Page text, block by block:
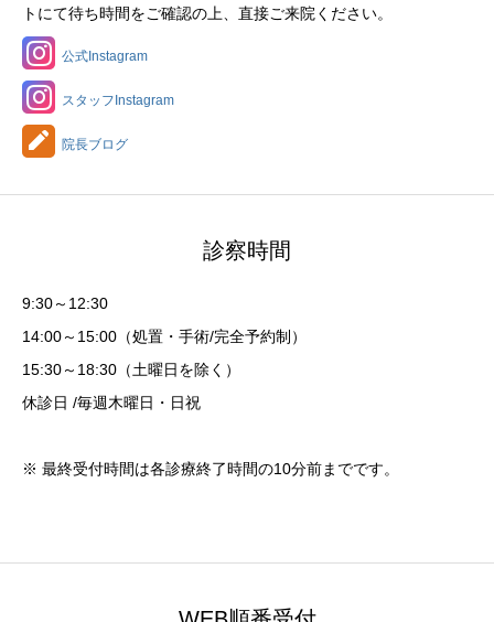
トにて待ち時間をご確認の上、直接ご来院ください。
公式Instagram
スタッフInstagram
院長ブログ
診察時間
9:30～12:30
14:00～15:00（処置・手術/完全予約制）
15:30～18:30（土曜日を除く）
休診日 /毎週木曜日・日祝
※ 最終受付時間は各診療終了時間の10分前までです。